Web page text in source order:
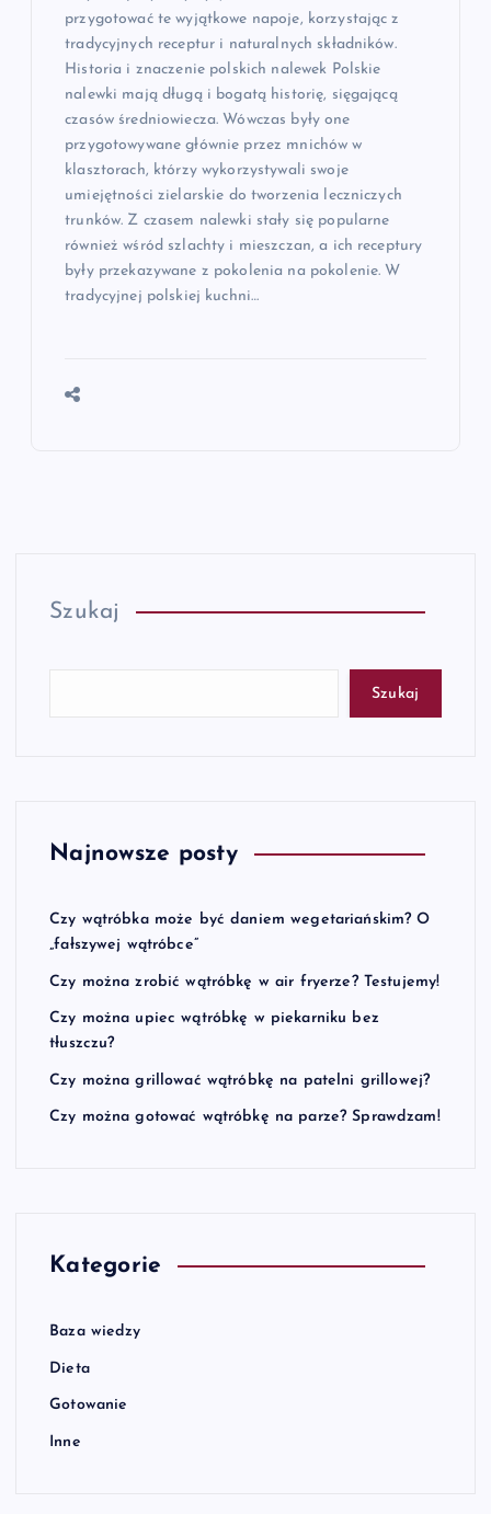
przygotować te wyjątkowe napoje, korzystając z
tradycyjnych receptur i naturalnych składników.
Historia i znaczenie polskich nalewek Polskie
nalewki mają długą i bogatą historię, sięgającą
czasów średniowiecza. Wówczas były one
przygotowywane głównie przez mnichów w
klasztorach, którzy wykorzystywali swoje
umiejętności zielarskie do tworzenia leczniczych
trunków. Z czasem nalewki stały się popularne
również wśród szlachty i mieszczan, a ich receptury
były przekazywane z pokolenia na pokolenie. W
tradycyjnej polskiej kuchni…
Szukaj
Szukaj
Najnowsze posty
Czy wątróbka może być daniem wegetariańskim? O
„fałszywej wątróbce”
Czy można zrobić wątróbkę w air fryerze? Testujemy!
Czy można upiec wątróbkę w piekarniku bez
tłuszczu?
Czy można grillować wątróbkę na patelni grillowej?
Czy można gotować wątróbkę na parze? Sprawdzam!
Kategorie
Baza wiedzy
Dieta
Gotowanie
Inne